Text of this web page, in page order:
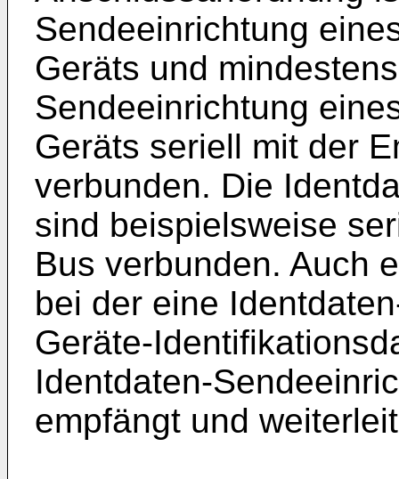
Sendeeinrichtung
Geräts und
Sendeeinrichtung
Geräts seriell mit der
verbunden. Die
sind beispielsweise
Bus verbunden. Auch
bei der eine
Geräte-
Identdaten-
empfängt und